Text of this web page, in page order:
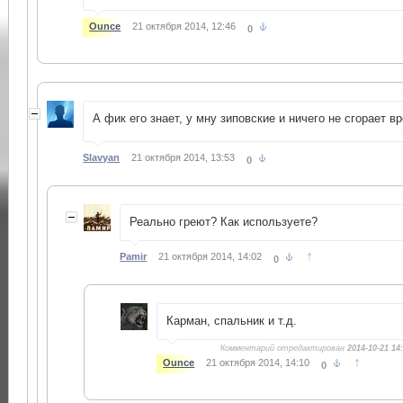
Ounce 21 октября 2014, 12:46 0
А фик его знает, у мну зиповские и ничего не сгорает
Slavyan 21 октября 2014, 13:53 0
Реально греют? Как используете?
Pamir 21 октября 2014, 14:02 0 ↑
Карман, спальник и т.д.
Комментарий отредактирован2014-10-21
Ounce 21 октября 2014, 14:10 0 ↑